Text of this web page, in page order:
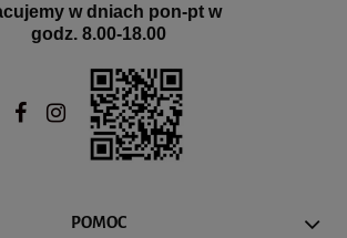
w dniach pon-pt w
godz. 8.00-18.00
POMOC